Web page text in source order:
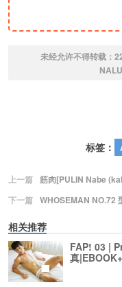
未经允许不得转载：
标签：
上一篇 筋肉[PULIN Nabe
下一篇 WHOSEMAN NO.72
相关推荐
FAP! 03 |
真